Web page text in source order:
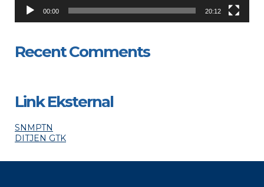
00:00 20:12
Recent Comments
Link Eksternal
SNMPTN
DITJEN GTK